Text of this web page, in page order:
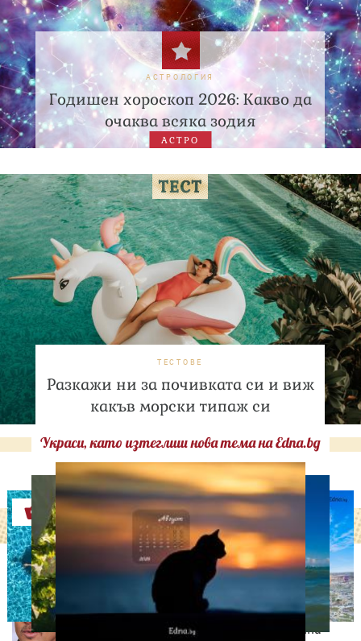
АСТРОЛОГИЯ
Годишен хороскоп 2026: Какво да
очаква всяка зодия
АСТРО
ТЕСТОВЕ
Разкажи ни за почивката си и виж
какъв морски типаж си
Украси, като изтеглиш нова тема на Edna.bg
Оферти
ИЗВЕСТНИ
Нов удар в битката: Брад
Пит поиска достъп до
тайните на Анджелина